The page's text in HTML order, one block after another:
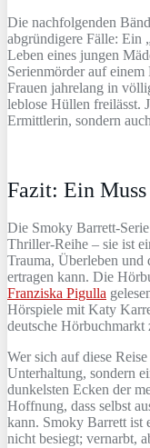
Die nachfolgenden
abgründigere Fälle: Ein „
Leben eines jungen
Serienmörder auf
Frauen jahrelang in
leblose Hüllen freilässt.
Ermittlerin, sondern
Fazit: Ein
Die Smoky Barrett-
Thriller-Reihe – sie ist
Trauma, Überleben
ertragen kann. Die
Franziska Pigulla
Hörspiele mit Katy
deutsche Hörbuchmarkt
Wer sich auf diese
Unterhaltung, sondern
dunkelsten Ecken der
Hoffnung, dass selbst
kann. Smoky Barrett ist
nicht besiegt; vernarbt,